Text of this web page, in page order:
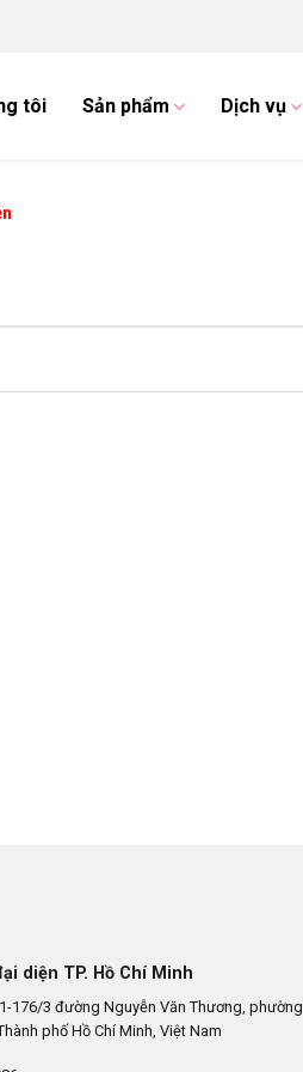
tôi Sản phẩm Dịch vụ
diện TP. Hồ Chí Minh
176/3 đường Nguyễn Văn Thương, phường
phố Hồ Chí Minh, Việt Nam